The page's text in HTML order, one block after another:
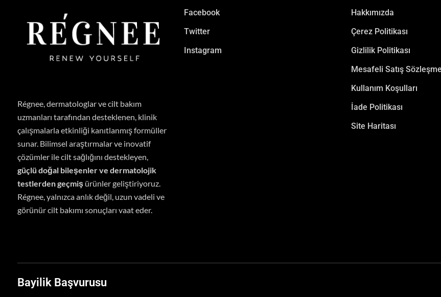
Régnee, dermatologlar ve cilt bakım
uzmanları tarafından desteklenen, klinik
çalışmalarla etkinliği kanıtlanmış formüller
sunar. Bilimsel araştırmalar ve inovatif
çözümler ile cilt sağlığını destekleyen,
güçlü doğal bileşenler ve dermatolojik
testlerden geçmişürünler geliştiriyoruz.
Régnee, yalnızca anlık değil, uzun vadeli ve
görünür cilt bakımı sonuçları vaat eder.
Facebook
Twitter
Instagram
Hakkımızda
Çerez Politikası
Gizlilik Politikası
Mesafeli Satış
Kullanım Koşulları
İade Politikası
Site Haritası
Bayilik Başvurusu